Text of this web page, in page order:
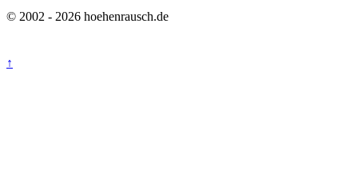
© 2002 - 2026 hoehenrausch.de
↑